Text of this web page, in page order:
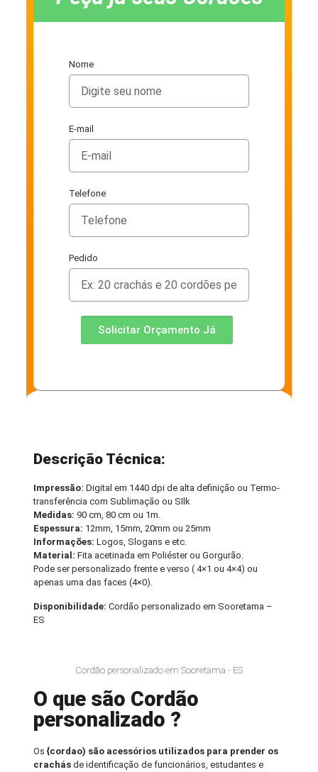
Nome
E-mail
Telefone
Pedido
Solicitar Orçamento Já
Descrição Técnica:
Impressão: Digital em 1440 dpi de alta definição ou Termo-
transferência com Sublimação ou SIlk
Medidas: 90 cm, 80 cm ou 1m.
Espessura: 12mm, 15mm, 20mm ou 25mm
Informações:Logos, Slogans e etc.
Material: Fita acetinada em Poliéster ou Gorgurão.
Pode ser personalizado frente e verso ( 4×1 ou 4×4) ou
apenas uma das faces (4×0).
Disponibilidade:Cordão personalizado em Sooretama –
ES
Cordão personalizado em Sooretama - ES
O que são Cordão
personalizado ?
Os {cordao) são acessórios utilizados para prender os
crachás de identificação de funcionários, estudantes e